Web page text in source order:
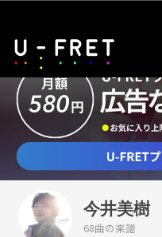
今井美樹
68曲の楽譜